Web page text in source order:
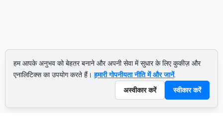
हम आपके अनुभव को बेहतर बनाने और अपनी सेवा में सुधार के लिए कुकीज़ और
एनालिटिक्स का उपयोग करते हैं। हमारी गोपनीयता नीति में और जानें.
अस्वीकार करें
स्वीकार करें